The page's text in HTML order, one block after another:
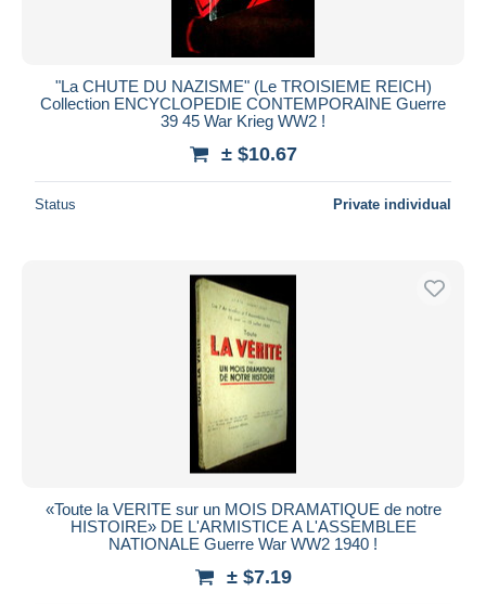
"La CHUTE DU NAZISME" (Le TROISIEME REICH)
Collection ENCYCLOPEDIE CONTEMPORAINE Guerre
39 45 War Krieg WW2 !
± $10.67
Status Private individual
«Toute la VERITE sur un MOIS DRAMATIQUE de notre
HISTOIRE» DE L'ARMISTICE A L'ASSEMBLEE
NATIONALE ​Guerre War WW2 1940 !
± $7.19